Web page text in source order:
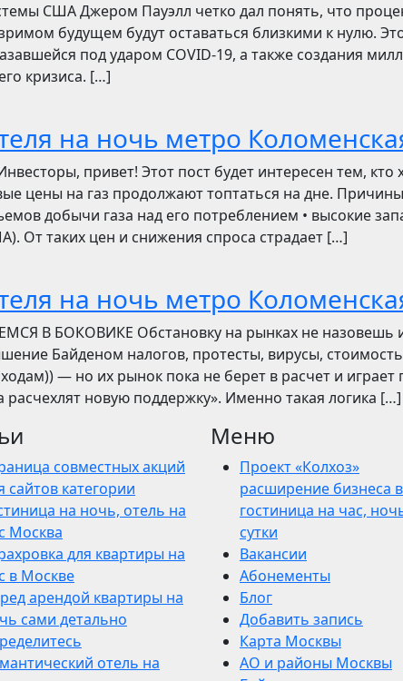
США Джером Пауэлл четко дал понять, что
будущем будут оставаться близкими к нулю.
под ударом COVID-19, а также создания
кризиса. […]
на ночь метро
привет! Этот пост будет интересен тем, кто
цены на газ продолжают топтаться на дне. Причины
добычи газа над его потреблением • высокие
От таких цен и снижения спроса страдает […]
на ночь метро
В БОКОВИКЕ Обстановку на рынках не назовешь
Байденом налогов, протесты, вирусы, стоимость
— но их рынок пока не берет в расчет и играет
расчехлят новую поддержку». Именно такая логика […]
совместных акций
сайтов категории
на ночь, отель на
Москва
для квартиры на
в Москве
арендой квартиры на
сами детально
отель на
Меню
Проект «Колхоз»
расширение бизнеса
гостиница на час,
сутки
Вакансии
Абонементы
Блог
Добавить запись
Карта Москвы
АО и районы Москвы